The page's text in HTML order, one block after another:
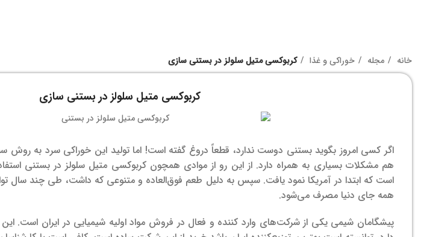
خانه مجله خوراکی و غذا کربوکسی متیل سلولز در بستنی سازی
کربوکسی متیل سلولز در بستنی سازی
اگر کسی امروز بگوید بستنی دوست ندارد، قطعاً دروغ گفته است! اما تولید این خوراکی سرد به
هم مشکلات بسیاری به همراه دارد. از این رو از موادی همچون کربوکسی متیل سلولز در بستنی
است که ابتدا در آمریکا نمود یافت. سپس به دلیل طعم فوق‌العاده و متنوعی که داشت، طی چند سال
همه جای دنیا مصرف می‌شود.
پیشگامان شیمی یکی از شرکت‌های وارد کننده و فعال در فروش مواد اولیه شیمیایی در ایران است.